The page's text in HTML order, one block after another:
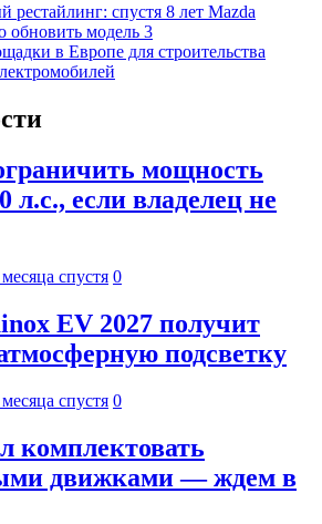
рестайлинг: спустя 8 лет Mazda
обновить модель 3
в Европе для строительства
мощность
л.с., если владелец не
спустя 0
EV 2027 получит
подсветку
спустя 0
комплектовать
движками — ждем в